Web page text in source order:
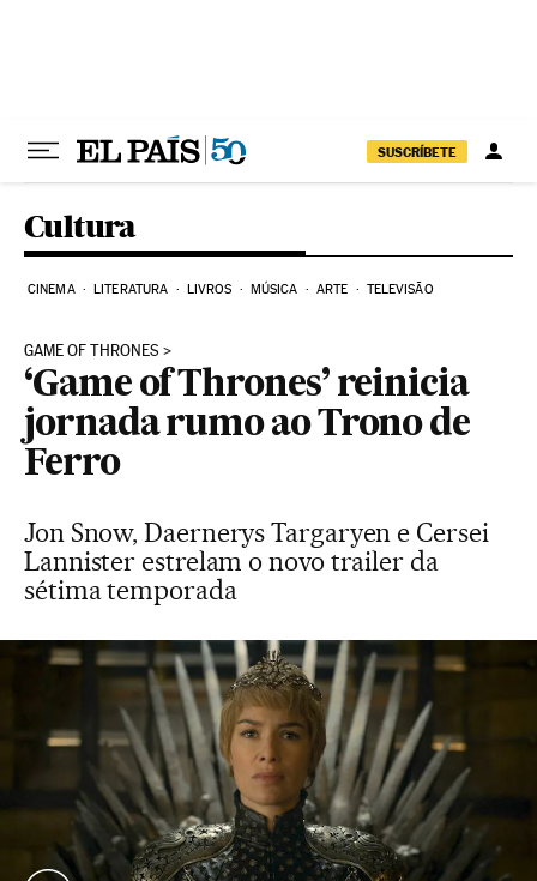
SUSCRÍBETE
Cultura
CINEMA LITERATURA LIVROS MÚSICA ARTE TELEVISÃO
GAME OF THRONES
‘Game of Thrones’ reinicia
jornada rumo ao Trono de
Ferro
Jon Snow, Daernerys Targaryen e Cersei
Lannister estrelam o novo trailer da
sétima temporada